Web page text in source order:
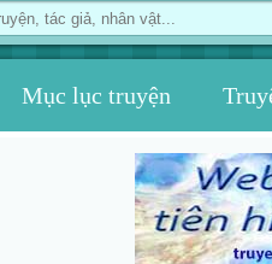
Mục lục truyện